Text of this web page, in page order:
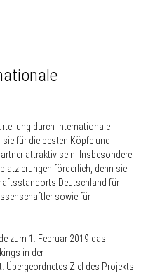
durch internationale
für die besten Köpfe und
attraktiv sein. Insbesondere
förderlich, denn sie
Deutschland für
sowie für
zum 1. Februar 2019 das
in der
Übergeordnetes Ziel des Projekts